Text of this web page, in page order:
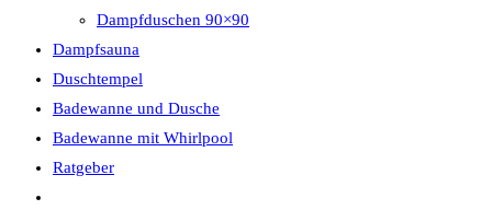
Dampfduschen 90×90
Dampfsauna
Duschtempel
Badewanne und Dusche
Badewanne mit Whirlpool
Ratgeber